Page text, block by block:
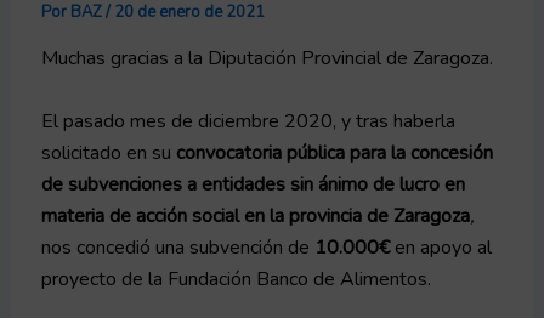
Por BAZ/ 20 de enero de 2021
Muchas gracias a la Diputación Provincial de Zaragoza.
El pasado mes de diciembre 2020, y tras haberla
solicitado en su convocatoria pública para la concesión
de subvenciones a entidades sin ánimo de lucro en
materia de acción social en la provincia de Zaragoza,
nos concedió una subvención de 10.000€en apoyo al
proyecto de la Fundación Banco de Alimentos.